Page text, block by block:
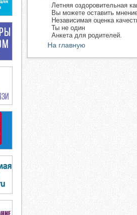
Летняя оздоровительная
Вы можете оставить
Независимая оценка
Ты не один
Анкета для родителей.
На главную